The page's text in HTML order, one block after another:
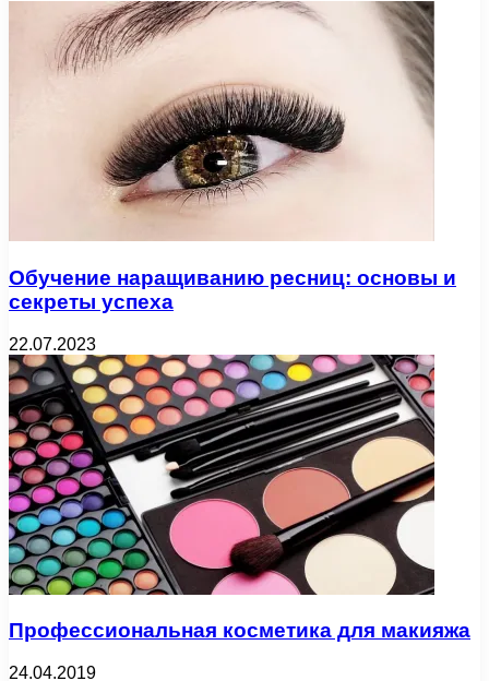
Обучение наращиванию ресниц: основы и
секреты успеха
22.07.2023
Профессиональная косметика для макияжа
24.04.2019